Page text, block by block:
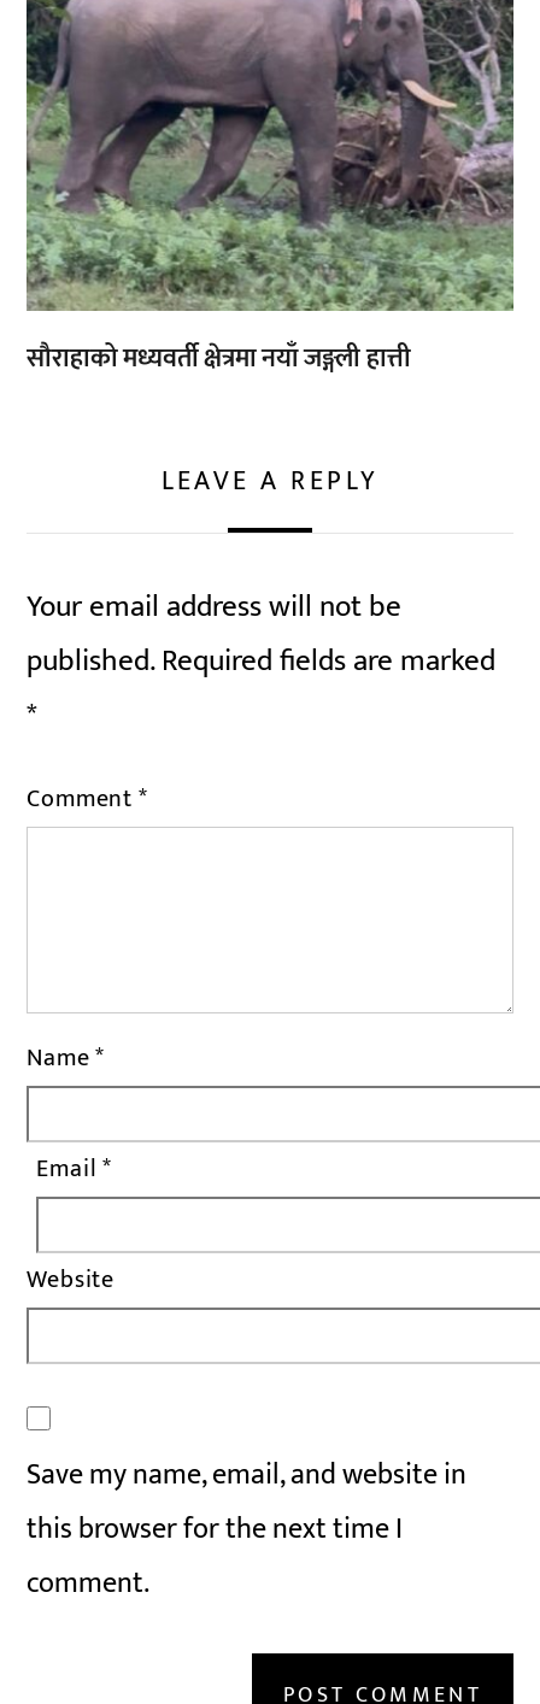
सौराहाको मध्यवर्ती क्षेत्रमा नयाँ जङ्गली हात्ती
LEAVE A REPLY
Your email address will not be
published.Required fields are marked
*
Comment*
Name*
Email*
Website
Save my name, email, and website in
this browser for the next time I
comment.